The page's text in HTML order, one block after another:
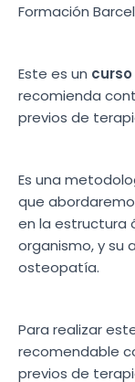
Formación
Este es un
recomienda
previos de
Es una
que
en la estructura
organismo, y su
osteopatía.
Para realizar
recomendable
previos de